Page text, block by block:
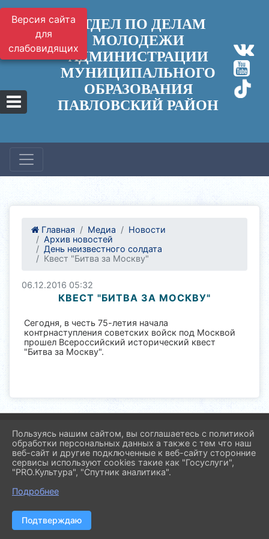
Версия сайта
для
слабовидящих
ОТДЕЛ ПО ДЕЛАМ
МОЛОДЕЖИ
АДМИНИСТРАЦИИ
МУНИЦИПАЛЬНОГО
ОБРАЗОВАНИЯ
ПАВЛОВСКИЙ РАЙОН
Главная Медиа
Новости
Архив новостей
День неизвестного солдата
Квест "Битва за Москву"
06.12.2016 05:32
КВЕСТ "БИТВА ЗА МОСКВУ"
Сегодня, в честь 75-летия начала
контрнаступления советских войск под Москвой
прошел Всероссийский исторический квест
"Битва за Москву".
2026 г. molod.pavl23.ru
Вход
Карта сайта
Политика обработки персональных данных
Разработка и поддержка
Пользуясь нашим сайтом, вы соглашаетесь с политикой
обработки персональных данных а также с тем что наш
веб-сайт и другие подключенные к веб-сайту сторонние
сервисы используют cookies такие как "Госуслуги",
"PRO.Культура", "Спутник аналитика".
Подробнее
Подтверждаю